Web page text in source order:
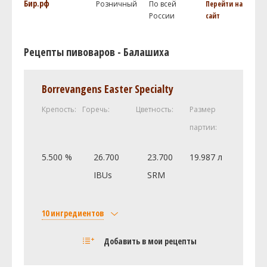
Бир.рф Розничный
По всей
России
Перейти на
сайт
Рецепты пивоваров - Балашиха
Добавить в мои рецепты
Borrevangens Easter Specialty
Крепость: Горечь: Цветность:
Размер
партии:
5.500 %
26.700
IBUs
23.700
SRM
19.987 л
10 ингредиентов
CHÂTEAU PILSEN 2RS (1.5 SRM)